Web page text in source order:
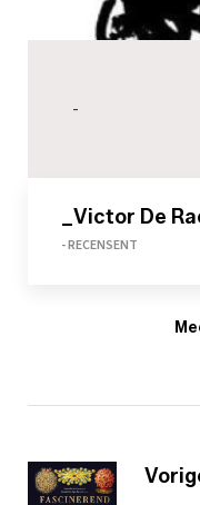
-
_Victor De
- RECENSENT